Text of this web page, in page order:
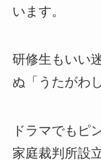
います。
研修生もいい
ぬ「うたがわ
ドラマでもピ
家庭裁判所設